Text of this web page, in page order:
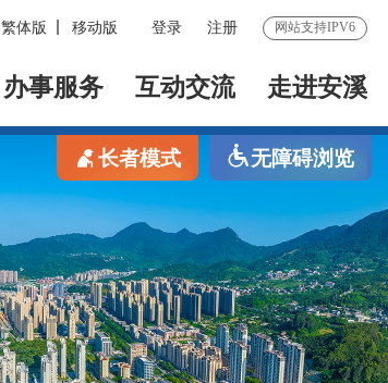
繁体版 移动版 登录 注册 网站支持IPV6
办事服务 互动交流 走进安溪
长者模式 无障碍浏览